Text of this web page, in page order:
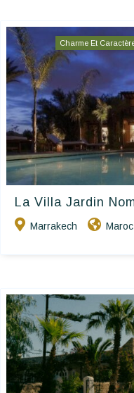
Charme Et
La Villa Jardin
Marrakech Maroc